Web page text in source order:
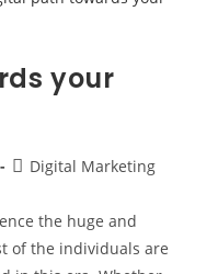
your
Digital Marketing
the huge and
of the individuals are